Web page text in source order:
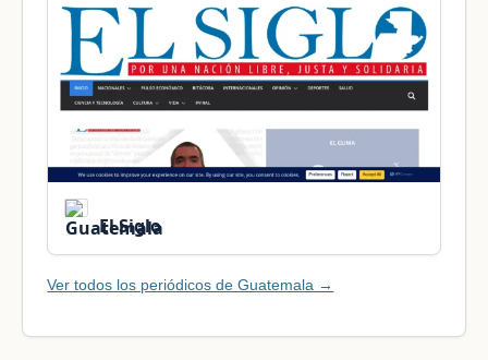
El Siglo
Ver todos los periódicos de Guatemala →